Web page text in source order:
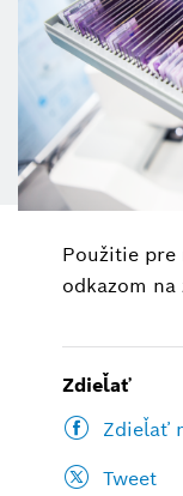
Použitie pre
odkazom na
Zdieľať
Zdieľať
Tweet